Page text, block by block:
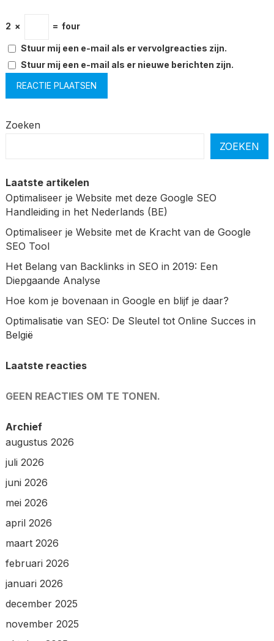
2 × = four
Stuur mij een e-mail als er vervolgreacties zijn.
Stuur mij een e-mail als er nieuwe berichten zijn.
Zoeken
ZOEKEN
Laatste artikelen
Optimaliseer je Website met deze Google SEO
Handleiding in het Nederlands (BE)
Optimaliseer je Website met de Kracht van de Google
SEO Tool
Het Belang van Backlinks in SEO in 2019: Een
Diepgaande Analyse
Hoe kom je bovenaan in Google en blijf je daar?
Optimalisatie van SEO: De Sleutel tot Online Succes in
België
Laatste reacties
GEEN REACTIES OM TE TONEN.
Archief
augustus 2026
juli 2026
juni 2026
mei 2026
april 2026
maart 2026
februari 2026
januari 2026
december 2025
november 2025